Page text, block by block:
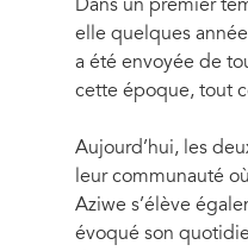
Dans un premier
elle quelques
a été envoyée de
cette époque, tout
Aujourd’hui, les
leur communauté
Aziwe s’élève
évoqué son